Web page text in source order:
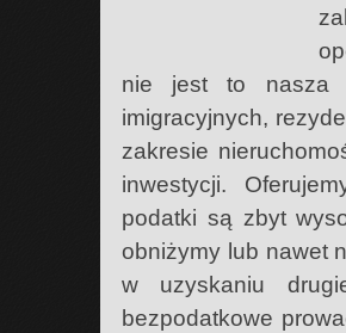
nie jest to nasza
imigracyjnych,
zakresie
inwestycji.
podatki są zbyt
obniżymy lub nawet
w uzyskaniu
bezpodatkowe